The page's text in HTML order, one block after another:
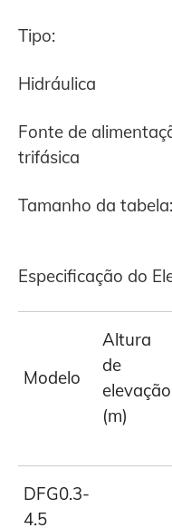
Tipo:
Hidráulica
Fonte de
trifásica
Tamanho da
Especificação do
Modelo
Altura
de
elevação
(m)
DFG0.3-
4.5